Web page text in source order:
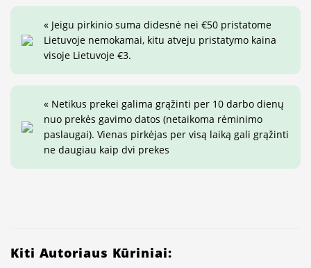
« Jeigu pirkinio suma didesnė nei €50 pristatome
Lietuvoje nemokamai, kitu atveju pristatymo kaina
visoje Lietuvoje €3.
« Netikus prekei galima grąžinti per 10 darbo dienų
nuo prekės gavimo datos (netaikoma rėminimo
paslaugai). Vienas pirkėjas per visą laiką gali grąžinti
ne daugiau kaip dvi prekes
Kiti Autoriaus Kūriniai: